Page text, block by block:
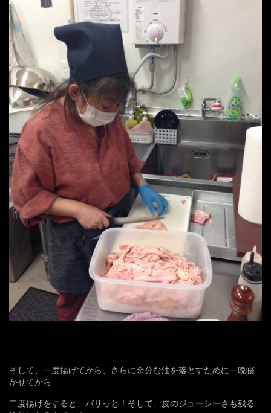
そして、一度揚げてから、さらに余分な油を落とすために一晩寝
かせてから
二度揚げをすると、パリっと！そして、皮のジューシーさも残る